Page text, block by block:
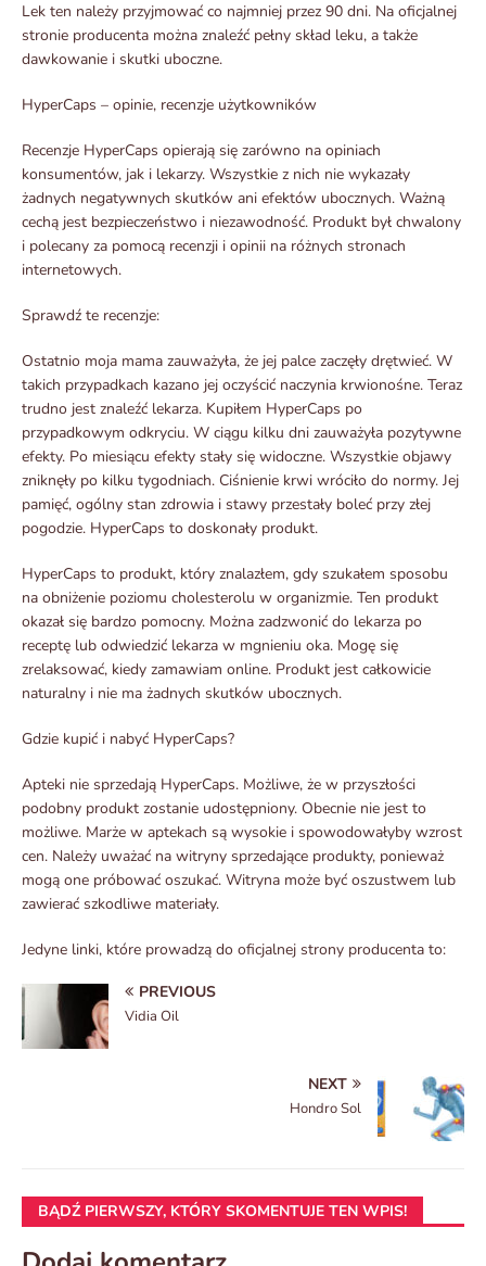
Lek ten należy przyjmować co najmniej przez 90 dni. Na oficjalnej
stronie producenta można znaleźć pełny skład leku, a także
dawkowanie i skutki uboczne.
HyperCaps – opinie, recenzje użytkowników
Recenzje HyperCaps opierają się zarówno na opiniach
konsumentów, jak i lekarzy. Wszystkie z nich nie wykazały
żadnych negatywnych skutków ani efektów ubocznych. Ważną
cechą jest bezpieczeństwo i niezawodność. Produkt był chwalony
i polecany za pomocą recenzji i opinii na różnych stronach
internetowych.
Sprawdź te recenzje:
Ostatnio moja mama zauważyła, że jej palce zaczęły drętwieć. W
takich przypadkach kazano jej oczyścić naczynia krwionośne. Teraz
trudno jest znaleźć lekarza. Kupiłem HyperCaps po
przypadkowym odkryciu. W ciągu kilku dni zauważyła pozytywne
efekty. Po miesiącu efekty stały się widoczne. Wszystkie objawy
zniknęły po kilku tygodniach. Ciśnienie krwi wróciło do normy. Jej
pamięć, ogólny stan zdrowia i stawy przestały boleć przy złej
pogodzie. HyperCaps to doskonały produkt.
HyperCaps to produkt, który znalazłem, gdy szukałem sposobu
na obniżenie poziomu cholesterolu w organizmie. Ten produkt
okazał się bardzo pomocny. Można zadzwonić do lekarza po
receptę lub odwiedzić lekarza w mgnieniu oka. Mogę się
zrelaksować, kiedy zamawiam online. Produkt jest całkowicie
naturalny i nie ma żadnych skutków ubocznych.
Gdzie kupić i nabyć HyperCaps?
Apteki nie sprzedają HyperCaps. Możliwe, że w przyszłości
podobny produkt zostanie udostępniony. Obecnie nie jest to
możliwe. Marże w aptekach są wysokie i spowodowałyby wzrost
cen. Należy uważać na witryny sprzedające produkty, ponieważ
mogą one próbować oszukać. Witryna może być oszustwem lub
zawierać szkodliwe materiały.
Jedyne linki, które prowadzą do oficjalnej strony producenta to:
PREVIOUS
Vidia Oil
NEXT
Hondro Sol
BĄDŹ PIERWSZY, KTÓRY SKOMENTUJE TEN WPIS!